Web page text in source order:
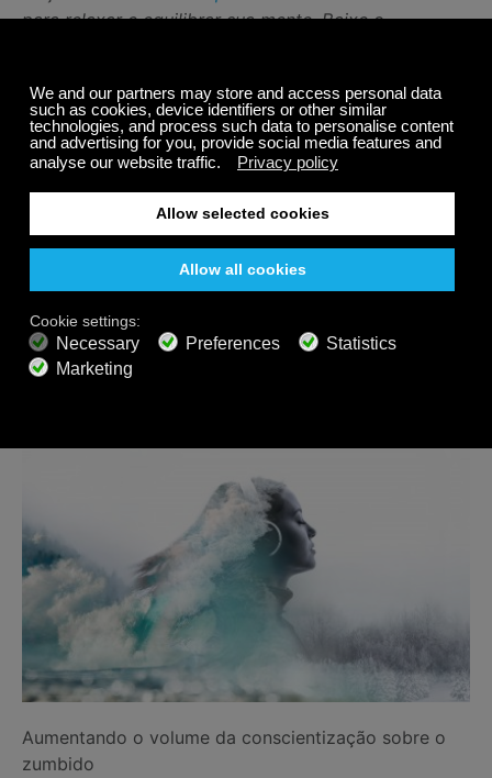
para relaxar e equilibrar sua mente. Baixe o
centenas de canais de música calmante, música
clássica relaxante, música para dormir e sons da
natureza
Posts relacionados
Aumentando o volume da conscientização sobre o
zumbido